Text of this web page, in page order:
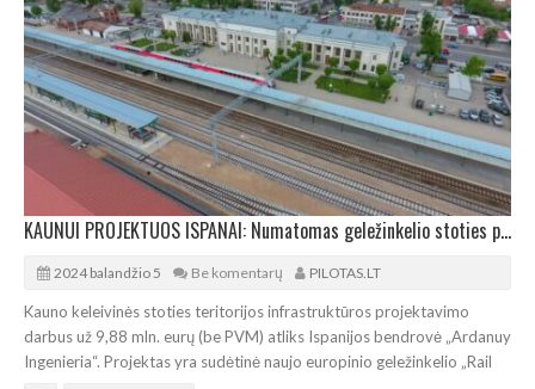
KAUNUI PROJEKTUOS ISPANAI: Numatomas geležinkelio stoties pajėgumų augimas
2024 balandžio 5 Be komentarų PILOTAS.LT
Kauno keleivinės stoties teritorijos infrastruktūros projektavimo
darbus už 9,88 mln. eurų (be PVM) atliks Ispanijos bendrovė „Ardanuy
Ingenieria“. Projektas yra sudėtinė naujo europinio geležinkelio „Rail